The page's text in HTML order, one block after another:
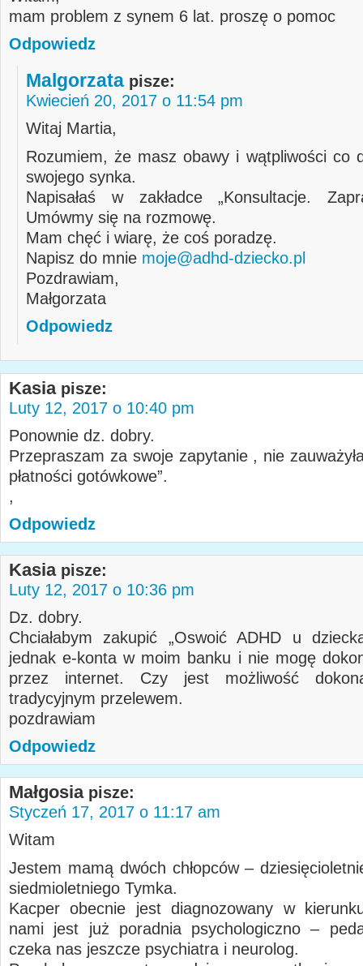
mam problem z synem 6 lat. proszę o pomoc
Odpowiedz
Malgorzata pisze:
Kwiecień 20, 2017 o 11:54 pm
Witaj Martia,
Rozumiem, że masz obawy i wątpliwości co
swojego synka.
Napisałaś w zakładce „Konsultacje.
Umówmy się na rozmowę.
Mam chęć i wiarę, że coś poradzę.
Napisz do mnie moje@adhd-dziecko.pl
Pozdrawiam,
Małgorzata
Odpowiedz
Kasia pisze:
Luty 12, 2017 o 10:40 pm
Ponownie dz. dobry.
Przepraszam za swoje zapytanie , nie
płatności gotówkowe”.
,
Odpowiedz
Kasia pisze:
Luty 12, 2017 o 10:36 pm
Dz. dobry.
Chciałabym zakupić „Oswoić ADHD u
jednak e-konta w moim banku i nie mogę
przez internet. Czy jest możliwość
tradycyjnym przelewem.
pozdrawiam
Odpowiedz
Małgosia pisze:
Styczeń 17, 2017 o 11:17 am
Witam
Jestem mamą dwóch chłopców –
siedmioletniego Tymka.
Kacper obecnie jest diagnozowany w
nami jest już poradnia psychologiczno –
czeka nas jeszcze psychiatra i neurolog.